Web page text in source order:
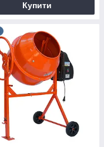
Купити